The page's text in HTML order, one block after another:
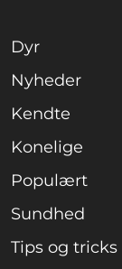
Dyr
Nyheder
Kendte
Konelige
Populært
Sundhed
Tips og tricks